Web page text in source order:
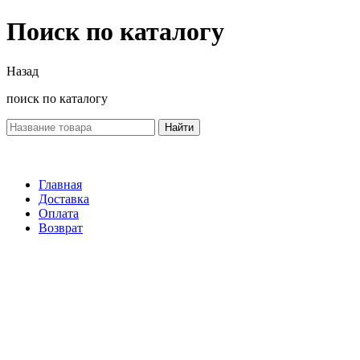
Поиск по каталогу
Назад
поиск по каталогу
Найти
Главная
Доставка
Оплата
Возврат